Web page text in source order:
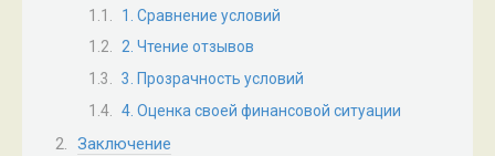
1. Сравнение условий
2. Чтение отзывов
3. Прозрачность условий
4. Оценка своей финансовой ситуации
Заключение